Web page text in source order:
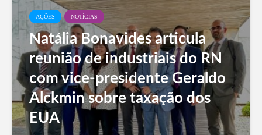
AÇÕES NOTÍCIAS
Natália Bonavides articula
reunião de industriais do RN
com vice-presidente Geraldo
Alckmin sobre taxação dos
EUA